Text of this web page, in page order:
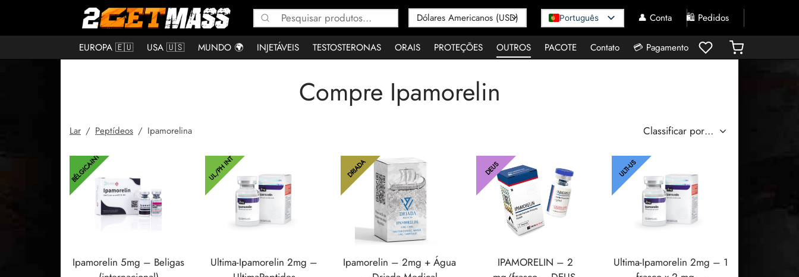
Pesquisar
por:
Português 👤 Conta 🛍️ Pedidos
EUROPA 🇪🇺 USA 🇺🇸 MUNDO 🌍 INJETÁVEIS TESTOSTERONAS ORAIS PROTEÇÕES OUTROS PACOTE Contato 💳 Pagamento
Compre Ipamorelin
Lar / Peptídeos / Ipamorelina
BÉLGICA-INT
Ipamorelin 5mg – Beligas
UL/PH INT
Ultima-Ipamorelin 2mg –
DRIADA
Ipamorelin – 2mg + Água
DEUS
IPAMORELIN – 2
ULTI-US
Ultima-Ipamorelin 2mg – 1